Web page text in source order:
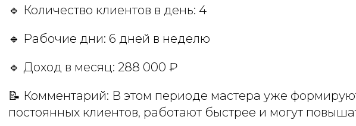
🔹 Количество клиентов в день: 4
🔹 Рабочие дни: 6 дней в неделю
🔹 Доход в месяц: 288 000 ₽
📝 Комментарий: В этом периоде мастера уже
постоянных клиентов, работают быстрее и могут